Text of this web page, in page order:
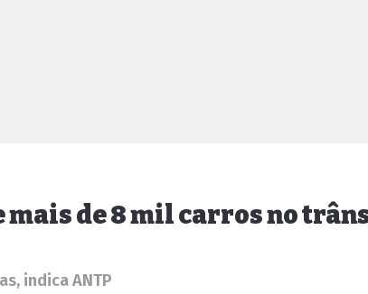
mais de 8 mil carros no
indica ANTP